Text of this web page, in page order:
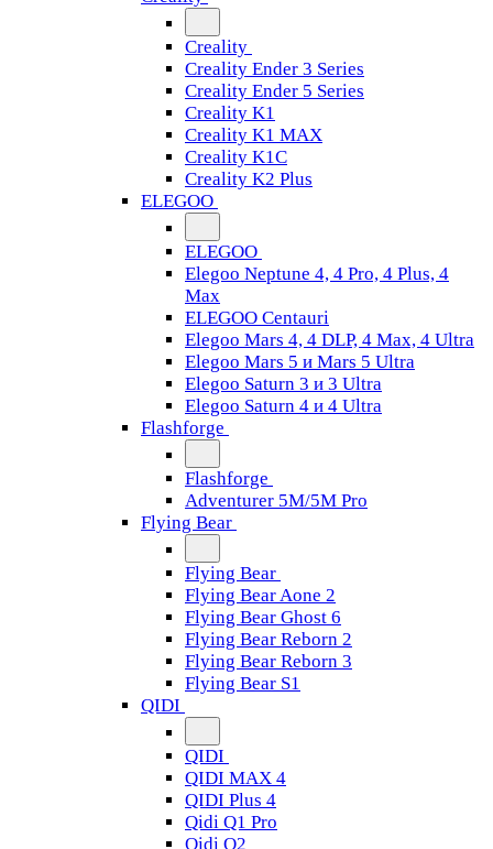
Creality
Creality Ender 3 Series
Creality Ender 5 Series
Creality K1
Creality K1 MAX
Creality K1C
Creality K2 Plus
ELEGOO
ELEGOO
Elegoo Neptune 4, 4 Pro, 4 Plus, 4
Max
ELEGOO Centauri
Elegoo Mars 4, 4 DLP, 4 Max, 4 Ultra
Elegoo Mars 5 и Mars 5 Ultra
Elegoo Saturn 3 и 3 Ultra
Elegoo Saturn 4 и 4 Ultra
Flashforge
Flashforge
Adventurer 5M/5M Pro
Flying Bear
Flying Bear
Flying Bear Aone 2
Flying Bear Ghost 6
Flying Bear Reborn 2
Flying Bear Reborn 3
Flying Bear S1
QIDI
QIDI
QIDI MAX 4
QIDI Plus 4
Qidi Q1 Pro
Qidi Q2